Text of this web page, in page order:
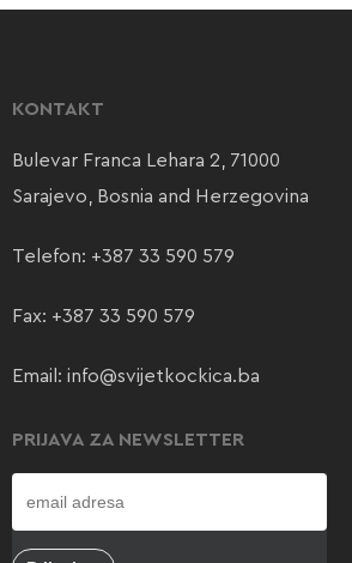
KONTAKT
Bulevar Franca Lehara 2, 71000
Sarajevo, Bosnia and Herzegovina
Telefon: +387 33 590 579
Fax: +387 33 590 579
Email: info@svijetkockica.ba
PRIJAVA ZA NEWSLETTER